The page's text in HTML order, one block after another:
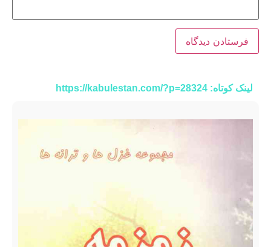
لینک کوتاه: https://kabulestan.com/?p=28324